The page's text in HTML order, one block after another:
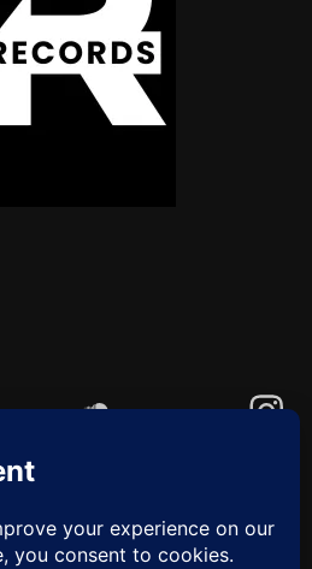
Cookie-Richtlinie (EU)
ZUM
ANFANG